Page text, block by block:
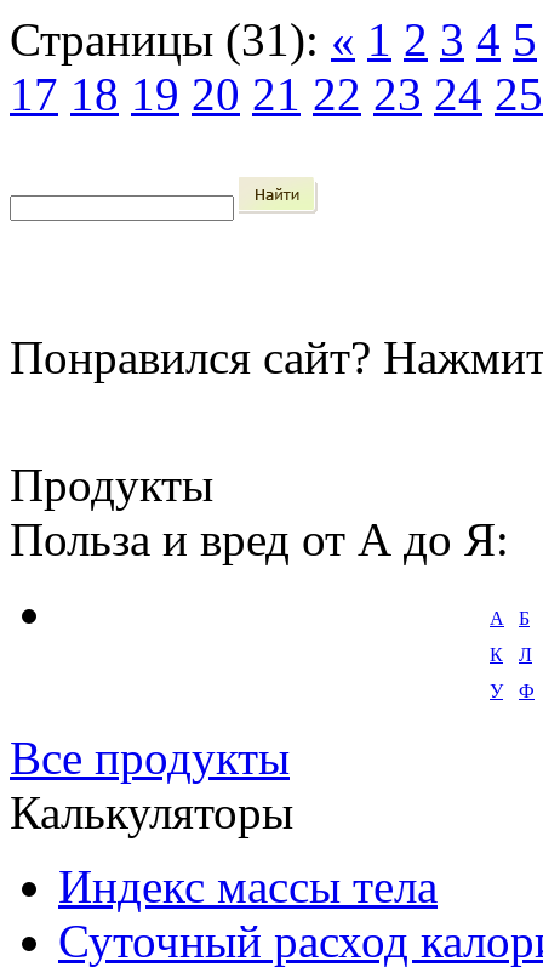
Страницы (31): « 1 2 3 4 5
17 18 19 20 21 22 23 24 25
Понравился сайт?
Продукты
Польза и вред от А до Я:
А
Б
К
Л
У
Ф
Все продукты
Калькуляторы
Индекс массы тела
Суточный расход